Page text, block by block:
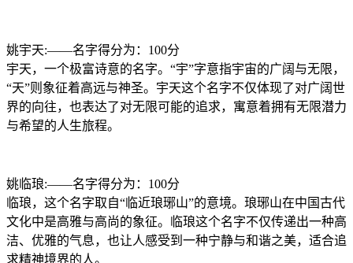
姚宇天:——名字得分为：100分
宇天，一个极富诗意的名字。“宇”字意指宇宙的广阔与无限，
“天”则象征着高远与神圣。宇天这个名字不仅体现了对广阔世
界的向往，也表达了对无限可能的追求，寓意着拥有无限潜力
与希望的人生旅程。
姚临琅:——名字得分为：100分
临琅，这个名字取自“临近琅琊山”的意境。琅琊山在中国古代
文化中是高雅与高尚的象征。临琅这个名字不仅传递出一种高
洁、优雅的气息，也让人感受到一种宁静与和谐之美，适合追
求精神境界的人。